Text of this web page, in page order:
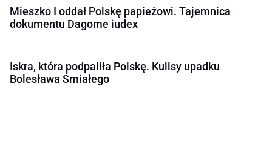
Mieszko I oddał Polskę papieżowi. Tajemnica
dokumentu Dagome iudex
Iskra, która podpaliła Polskę. Kulisy upadku
Bolesława Śmiałego